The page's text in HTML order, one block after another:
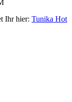
Ihr hier: Tunika Hot